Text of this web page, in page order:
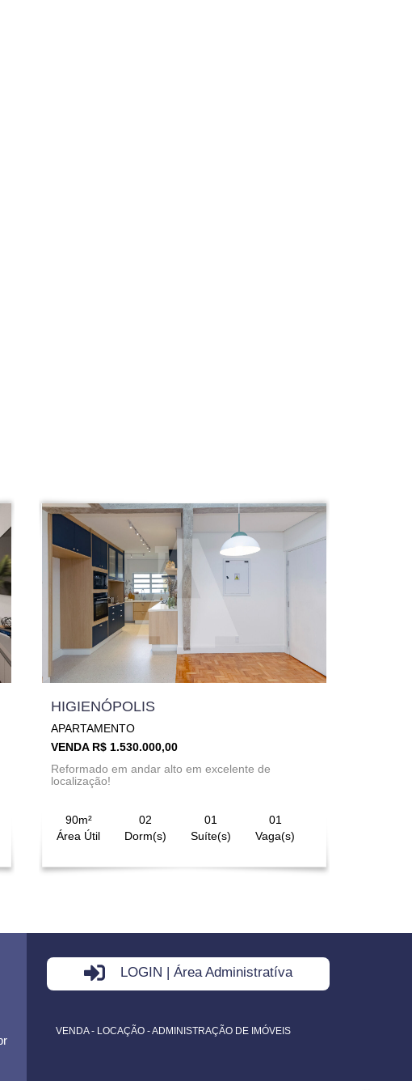
HIGIENÓPOLIS
APARTAMENTO
VENDA R$ 1.530.000,00
Reformado em andar alto em excelente de
localização!
90m²
Área Útil
02
Dorm(s)
01
Suíte(s)
01
Vaga(s)
LOGIN | Área Administratíva
VENDA - LOCAÇÃO - ADMINISTRAÇÃO DE IMÓVEIS